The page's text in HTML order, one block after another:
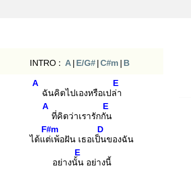
INTRO : A | E/G# | C#m | B
A
ฉันคิดไปเองหรือเปล่า
E
A
ที่คิดว่าเรารักกัน
E
ได้แต่เ
F#m
พ้อฝัน เธอเป็น
D
ของฉัน
อย่างนั้น
E
อย่างนี้